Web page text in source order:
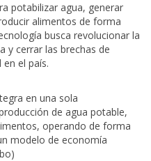
potabilizar agua, generar
alimentos de forma
busca revolucionar la
y cerrar las brechas de
el país.
en una sola
de agua potable,
operando de forma
modelo de economía